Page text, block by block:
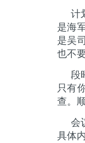
计
是海
是吴
也不
段
只有
查。
会
具体